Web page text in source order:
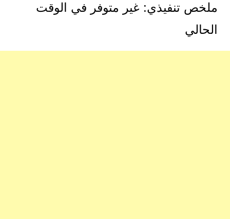
ملخص تنفيذي: غير متوفر في الوقت
الحالي